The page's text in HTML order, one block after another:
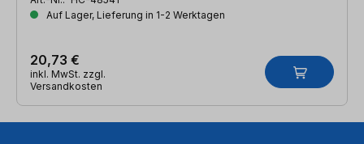
Auf Lager, Lieferung in 1-2 Werktagen
20,73 €
inkl. MwSt. zzgl.
Versandkosten